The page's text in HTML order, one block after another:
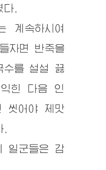
.
계속하시여
자면 반죽을
수를 설설 끓
힌 다음 인
씻어야 제맛
군들은 감